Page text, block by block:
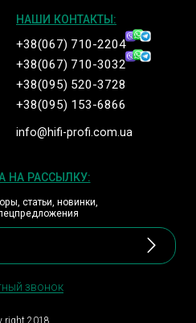
НАШИ КОНТАКТЫ:
+38(067) 710-2204
+38(067) 710-3032
+38(095) 520-3728
+38(095) 153-6866
info@hifi-profi.com.ua
НА РАССЫЛКУ:
статьи, новинки,
звонок
right 2018